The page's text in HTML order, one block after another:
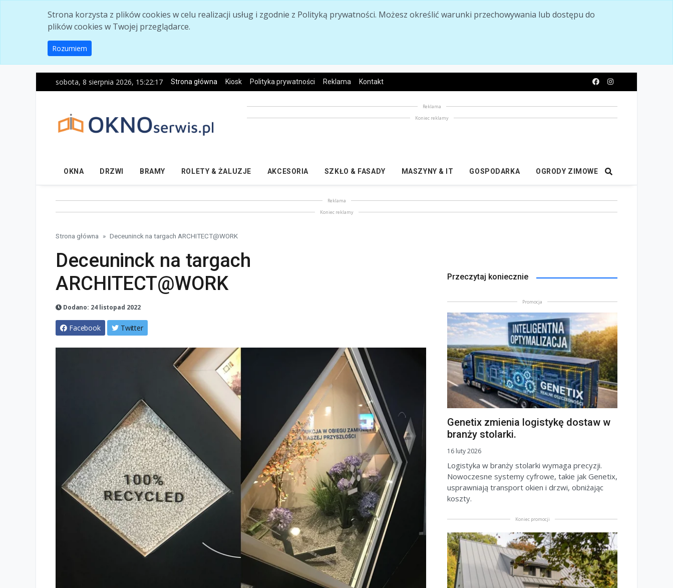
Strona korzysta z plików cookies w celu realizacji usług i zgodnie z Polityką prywatności. Możesz określić warunki przechowywania lub dostępu do
plików cookies w Twojej przeglądarce.
Rozumiem
sobota, 8 sierpnia 2026, 15:22:18 Strona główna Kiosk Polityka prywatności Reklama Kontakt
Reklama
Koniec reklamy
OKNA DRZWI BRAMY ROLETY & ŻALUZJE AKCESORIA SZKŁO & FASADY MASZYNY & IT GOSPODARKA OGRODY ZIMOWE
Reklama
Koniec reklamy
Strona główna Deceuninck na targach ARCHITECT@WORK
Deceuninck na targach
ARCHITECT@WORK
Dodano: 24 listopad 2022
Facebook Twitter
Przeczytaj koniecznie
Promocja
Genetix zmienia logistykę dostaw w
branży stolarki.
16 luty 2026
Logistyka w branży stolarki wymaga precyzji.
Nowoczesne systemy cyfrowe, takie jak Genetix,
usprawniają transport okien i drzwi, obniżając
koszty.
Koniec promocji